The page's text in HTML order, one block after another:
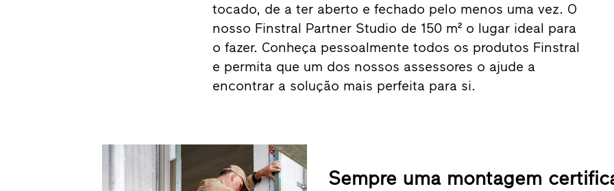
tocado, de a ter aberto e fechado pelo menos uma vez. O
nosso Finstral Partner Studio de 150 m² o lugar ideal para
o fazer. Conheça pessoalmente todos os produtos Finstral
e permita que um dos nossos assessores o ajude a
encontrar a solução mais perfeita para si.
Sempre uma montagem